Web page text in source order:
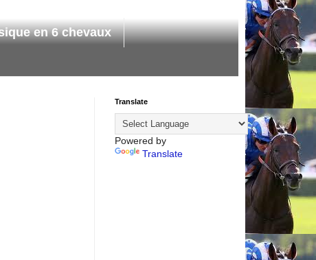
en 6 chevaux
Translate
Powered by
Translate